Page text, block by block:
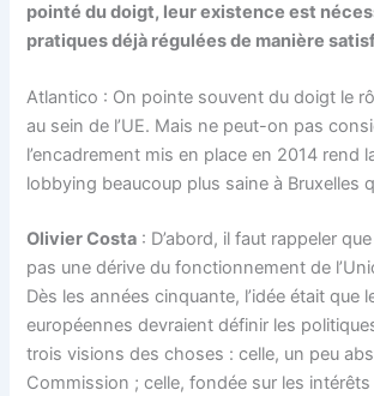
pointé du doigt, leur existence est
pratiques déjà régulées de manière
Atlantico : On pointe souvent du doigt le
au sein de l’UE. Mais ne peut-on pas
l’encadrement mis en place en 2014 rend
lobbying beaucoup plus saine à Bruxelles
Olivier Costa : D’abord, il faut rappeler
pas une dérive du fonctionnement de
Dès les années cinquante, l’idée était que
européennes devraient définir les
trois visions des choses : celle, un peu
Commission ; celle, fondée sur les